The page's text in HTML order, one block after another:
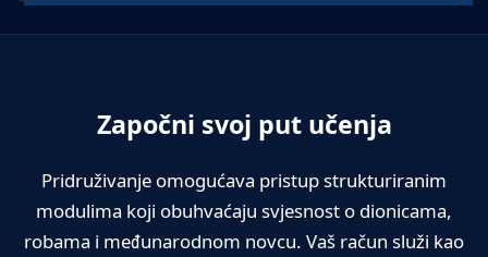
Započni svoj put učenja
Pridruživanje omogućava pristup strukturiranim
modulima koji obuhvaćaju svjesnost o dionicama,
robama i međunarodnom novcu. Vaš račun služi kao